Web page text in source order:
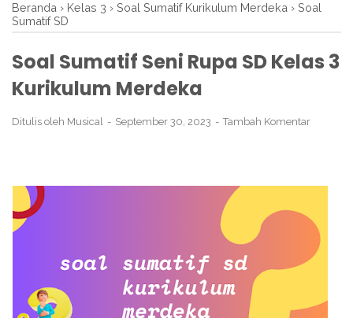
Beranda › Kelas 3 › Soal Sumatif Kurikulum Merdeka › Soal
Sumatif SD
Soal Sumatif Seni Rupa SD Kelas 3
Kurikulum Merdeka
Ditulis oleh Musical September 30, 2023 Tambah Komentar